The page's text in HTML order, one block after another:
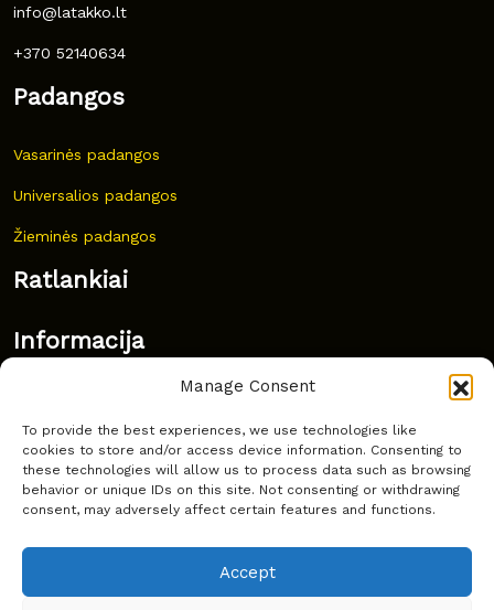
Manage Consent
To provide the best experiences, we use technologies like
cookies to store and/or access device information. Consenting to
these technologies will allow us to process data such as browsing
behavior or unique IDs on this site. Not consenting or withdrawing
consent, may adversely affect certain features and functions.
Accept
info@latakko.lt
+370 52140634
Padangos
Vasarinės padangos
Universalios padangos
Žieminės padangos
Ratlankiai
Informacija
Dažnai užduodami klausimai
Kur nusipirkti?
Privatumas